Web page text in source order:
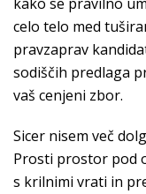
celo telo med
pravzaprav
sodiščih predlaga
vaš cenjeni zbor.
Sicer nisem več
Prosti prostor pod
s krilnimi vrati in